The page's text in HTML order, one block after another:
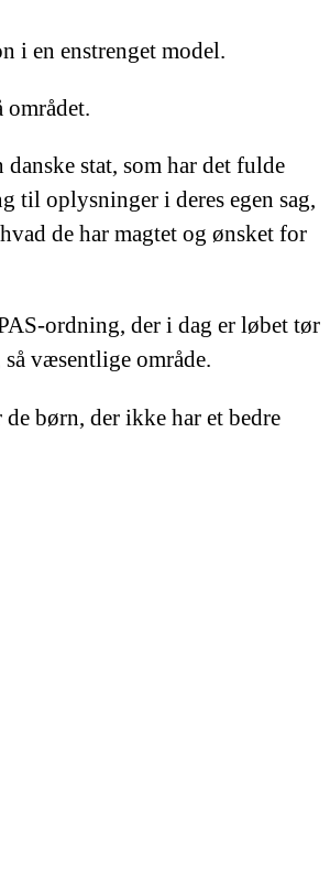
i en enstrenget model.
stat, som har det fulde
til oplysninger i deres egen sag,
de har magtet og ønsket for
ordning, der i dag er løbet tør
væsentlige område.
børn, der ikke har et bedre